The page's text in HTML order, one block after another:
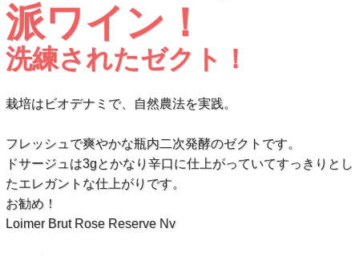
派ワイン！
洗練されたゼクト！
栽培はビオデナミで、自然農法を実践。
フレッシュで爽やかな瓶内二次発酵のゼクトです。
ドサージュは3gとかなり辛口に仕上がっていてすっきりとし
たエレガントな仕上がりです。
お勧め！
Loimer Brut Rose Reserve Nv